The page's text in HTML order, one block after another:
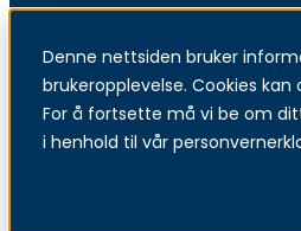
Denne nettsiden bruker
brukeropplevelse. Cookies
For å fortsette må vi be om
i henhold til vår